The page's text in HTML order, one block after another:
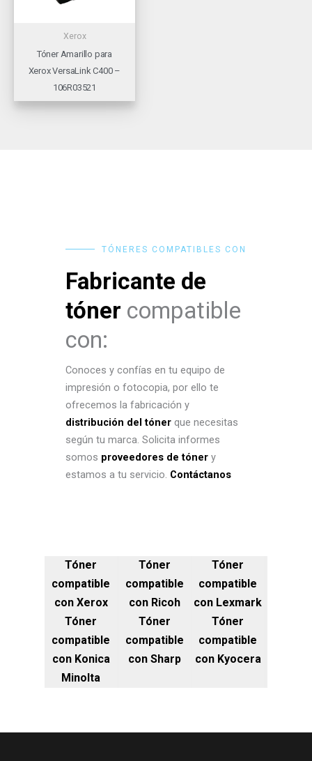
Xerox
Tóner Amarillo para
Xerox VersaLink C400 –
106R03521
TÓNERES COMPATIBLES CON
Fabricante de
tóner compatible
con:
Conoces y confías en tu equipo de
impresión o fotocopia, por ello te
ofrecemos la fabricación y
distribución del tóner que necesitas
según tu marca. Solicita informes
somos proveedores de tóner y
estamos a tu servicio. Contáctanos
Tóner
compatible
con Xerox
Tóner
compatible
con Ricoh
Tóner
compatible
con Lexmark
Tóner
compatible
con Konica
Minolta
Tóner
compatible
con Sharp
Tóner
compatible
con Kyocera